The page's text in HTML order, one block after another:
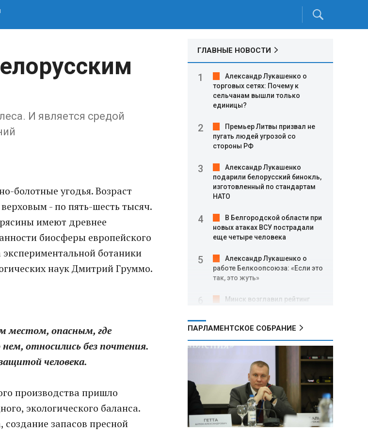
И является средой
болотные угодья. Возраст
- по пять-шесть тысяч.
имеют древнее
биосферы европейского
ботаники
наук Дмитрий Груммо.
местом, опасным, где
относились без почтения.
человека.
производства пришло
экологического баланса.
запасов пресной
ГЛАВНЫЕ НОВОСТИ
Александр Лукашенко о
торговых сетях: Почему к
сельчанам вышли только
единицы?
Премьер Литвы призвал не
пугать людей угрозой со
стороны РФ
Александр Лукашенко
подарили белорусский бинокль,
изготовленный по стандартам
НАТО
В Белгородской области при
новых атаках ВСУ пострадали
еще четыре человека
Александр Лукашенко о
работе Белкоопсоюза: «Если это
так, это жуть»
Минск возглавил рейтинг
Минобороны РФ: при
освобождении Анискино ВСУ
понесли большие потери, часть
военных сдалась в плен
Александр Лукашенко:
Россияне «услышали батьку» и
скупают пустующие дома в
белорусских деревнях
ПАРЛАМЕНТСКОЕ СОБРАНИЕ